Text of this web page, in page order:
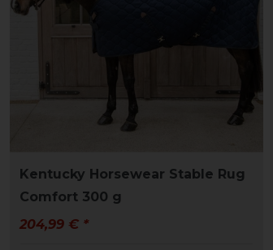
Kentucky Horsewear Stable Rug
Comfort 300 g
204,99 € *